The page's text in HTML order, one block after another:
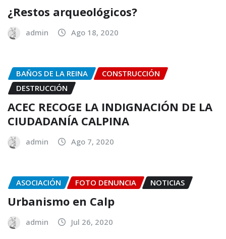
¿Restos arqueológicos?
admin Ago 18, 2020
BAÑOS DE LA REINA
CONSTRUCCIÓN
DESTRUCCIÓN
ACEC RECOGE LA INDIGNACIÓN DE LA
CIUDADANÍA CALPINA
admin Ago 7, 2020
ASOCIACIÓN FOTO DENUNCIA NOTICIAS
Urbanismo en Calp
admin Jul 26, 2020